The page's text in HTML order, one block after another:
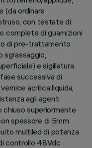
(da ordinare
con testate di
complete di guarnizioni
di pre-trattamento
sgrassaggio,
e sigillatura
successiva di
acrilica liquida,
agli agenti
chiuso superiormente
spessore di 5mm
multiled di potenza
controllo 48Vdc